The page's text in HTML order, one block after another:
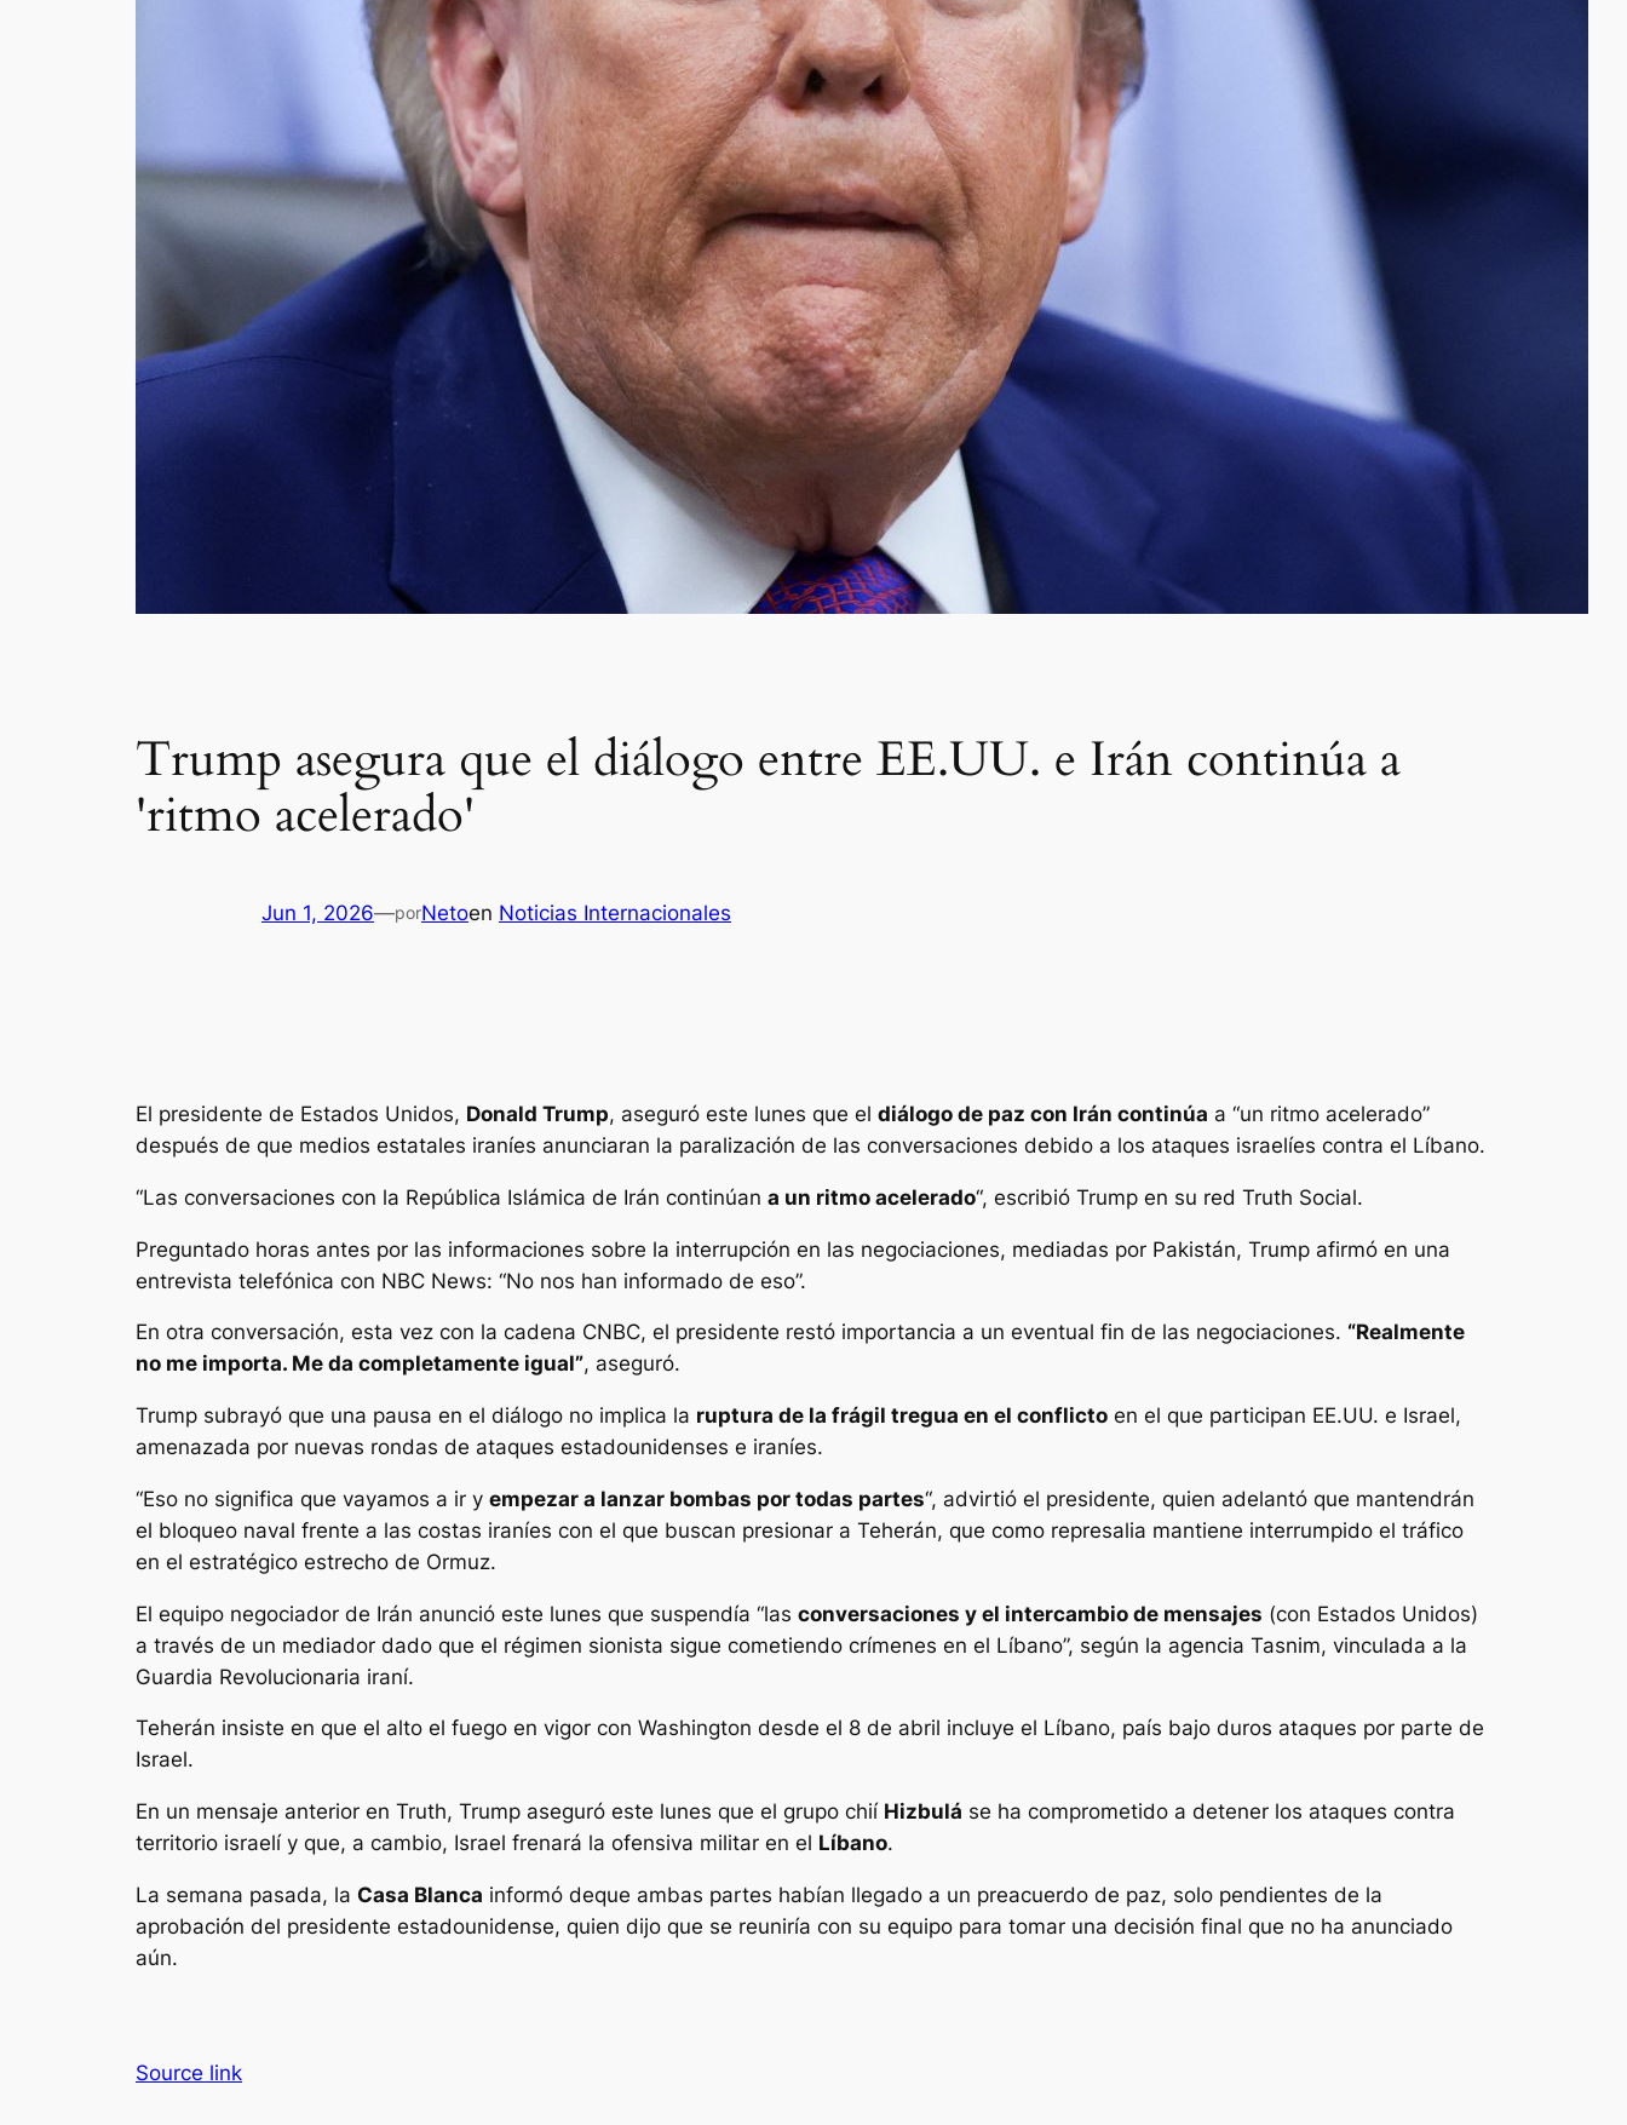
Trump asegura que el diálogo entre EE.UU. e Irán continúa a
'ritmo acelerado'
Jun 1, 2026—porNetoen Noticias Internacionales
El presidente de Estados Unidos, Donald Trump, aseguró este lunes que el diálogo de paz con Irán continúa a “un ritmo acelerado”
después de que medios estatales iraníes anunciaran la paralización de las conversaciones debido a los ataques israelíes contra el Líbano.
“Las conversaciones con la República Islámica de Irán continúan a un ritmo acelerado“, escribió Trump en su red Truth Social.
Preguntado horas antes por las informaciones sobre la interrupción en las negociaciones, mediadas por Pakistán, Trump afirmó en una
entrevista telefónica con NBC News: “No nos han informado de eso”.
En otra conversación, esta vez con la cadena CNBC, el presidente restó importancia a un eventual fin de las negociaciones. “Realmente
no me importa. Me da completamente igual”, aseguró.
Trump subrayó que una pausa en el diálogo no implica la ruptura de la frágil tregua en el conflicto en el que participan EE.UU. e Israel,
amenazada por nuevas rondas de ataques estadounidenses e iraníes.
“Eso no significa que vayamos a ir y empezar a lanzar bombas por todas partes“, advirtió el presidente, quien adelantó que mantendrán
el bloqueo naval frente a las costas iraníes con el que buscan presionar a Teherán, que como represalia mantiene interrumpido el tráfico
en el estratégico estrecho de Ormuz.
El equipo negociador de Irán anunció este lunes que suspendía “las conversaciones y el intercambio de mensajes (con Estados Unidos)
a través de un mediador dado que el régimen sionista sigue cometiendo crímenes en el Líbano”, según la agencia Tasnim, vinculada a la
Guardia Revolucionaria iraní.
Teherán insiste en que el alto el fuego en vigor con Washington desde el 8 de abril incluye el Líbano, país bajo duros ataques por parte de
Israel.
En un mensaje anterior en Truth, Trump aseguró este lunes que el grupo chií Hizbulá se ha comprometido a detener los ataques contra
territorio israelí y que, a cambio, Israel frenará la ofensiva militar en el Líbano.
La semana pasada, la Casa Blanca informó deque ambas partes habían llegado a un preacuerdo de paz, solo pendientes de la
aprobación del presidente estadounidense, quien dijo que se reuniría con su equipo para tomar una decisión final que no ha anunciado
aún.
Source link